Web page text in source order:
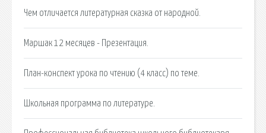
Чем отличается литературная сказка от народной.
Маршак 12 месяцев - Презентация.
План-конспект урока по чтению (4 класс) по теме.
Школьная программа по литературе.